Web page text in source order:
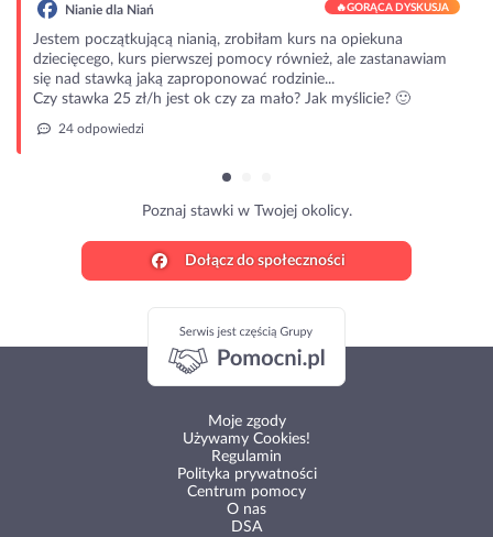
Nianie dla Niań 🔥GORĄCA DYSKUSJA
Jestem początkującą nianią, zrobiłam kurs na opiekuna
dziecięcego, kurs pierwszej pomocy również, ale zastanawiam
się nad stawką jaką zaproponować rodzinie...
Czy stawka 25 zł/h jest ok czy za mało? Jak myślicie? 🙂
24 odpowiedzi
Poznaj stawki w Twojej okolicy.
Dołącz do społeczności
Moje zgody
Używamy Cookies!
Regulamin
Polityka prywatności
Centrum pomocy
O nas
DSA